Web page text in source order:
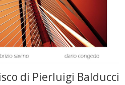
di Pierluigi Balducci